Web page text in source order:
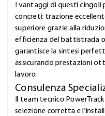
I vantaggi di questi cingoli
concreti: trazione
superiore grazie alla
efficienza del battistrada
garantisce la sintesi
assicurando prestazioni
lavoro.
Consulenza
Il team tecnico
selezione corretta e